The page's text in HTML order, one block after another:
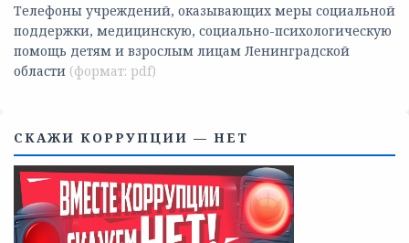
Телефоны учреждений, оказывающих меры социальной
поддержки, медицинскую, социально-психологическую
помощь детям и взрослым лицам Ленинградской
области
СКАЖИ КОРРУПЦИИ — НЕТ